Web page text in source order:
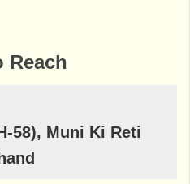
Reach
58), Muni Ki Reti